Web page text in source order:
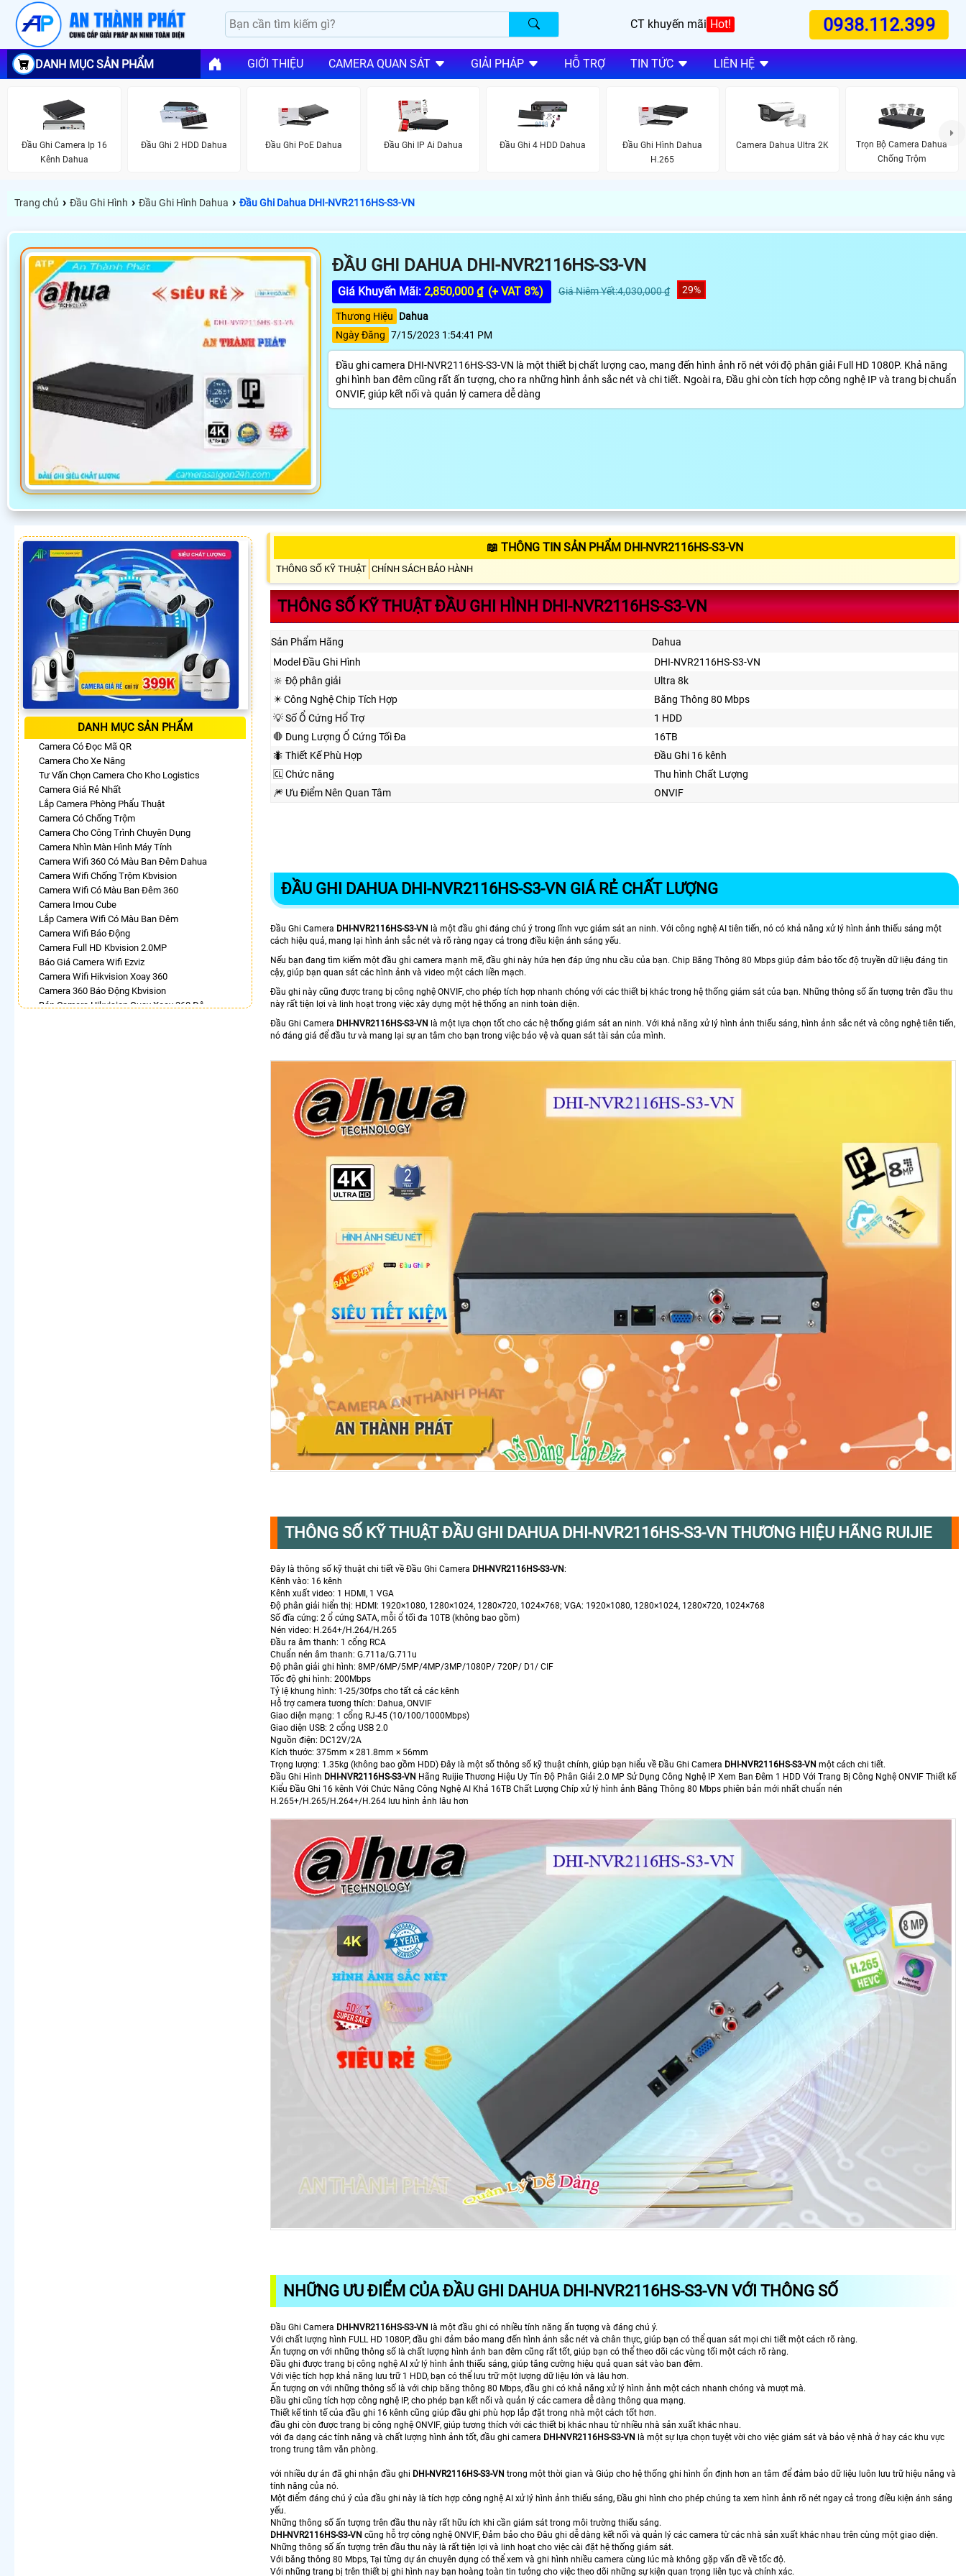
CT khuyến mãi Hot! 0938.112.399
DANH MỤC SẢN PHẨM GIỚI THIỆU CAMERA QUAN SÁT GIẢI PHÁP HỖ TRỢ TIN TỨC LIÊN HỆ
Đầu Ghi Camera Ip 16
Kênh Dahua
Đầu Ghi 2 HDD Dahua Đầu Ghi PoE Dahua Đầu Ghi IP Ai Dahua Đầu Ghi 4 HDD Dahua
Đầu Ghi Hình Dahua
H.265
Camera Dahua Ultra 2K
Trọn Bộ Camera Dahua
Chống Trộm
Trang chủ › Đầu Ghi Hình › Đầu Ghi Hình Dahua › Đầu Ghi Dahua DHI-NVR2116HS-S3-VN
ĐẦU GHI DAHUA DHI-NVR2116HS-S3-VN
Giá Khuyến Mãi: 2,850,000 ₫ (+ VAT 8%) Giá Niêm Yết:4,030,000 ₫ 29%
Thương Hiệu
Dahua
Ngày Đăng 7/15/2023 1:54:41 PM
Đầu ghi camera DHI-NVR2116HS-S3-VN là một thiết bị chất lượng cao, mang đến hình ảnh rõ nét với độ phân giải Full HD 1080P. Khả năng
ghi hình ban đêm cũng rất ấn tượng, cho ra những hình ảnh sắc nét và chi tiết. Ngoài ra, Đầu ghi còn tích hợp công nghệ IP và trang bị chuẩn
ONVIF, giúp kết nối và quản lý camera dễ dàng
DANH MỤC SẢN PHẨM
Camera Có Đọc Mã QR
Camera Cho Xe Nâng
Tư Vấn Chọn Camera Cho Kho Logistics
Camera Giá Rẻ Nhất
Lắp Camera Phòng Phẩu Thuật
Camera Có Chống Trộm
Camera Cho Công Trình Chuyên Dụng
Camera Nhìn Màn Hình Máy Tính
Camera Wifi 360 Có Màu Ban Đêm Dahua
Camera Wifi Chống Trộm Kbvision
Camera Wifi Có Màu Ban Đêm 360
Camera Imou Cube
Lắp Camera Wifi Có Màu Ban Đêm
Camera Wifi Báo Động
Camera Full HD Kbvision 2.0MP
Báo Giá Camera Wifi Ezviz
Camera Wifi Hikvision Xoay 360
Camera 360 Báo Động Kbvision
Bán Camera Hikvision Quay Xoay 360 Độ
📖 THÔNG TIN SẢN PHẨM DHI-NVR2116HS-S3-VN
THÔNG SỐ KỸ THUẬT CHÍNH SÁCH BẢO HÀNH
THÔNG SỐ KỸ THUẬT ĐẦU GHI HÌNH DHI-NVR2116HS-S3-VN
Sản Phẩm Hãng
Dahua
Model Đầu Ghi Hình
DHI-NVR2116HS-S3-VN
🔆 Độ phân giải
Ultra 8k
✴️ Công Nghệ Chip Tích Hợp
Băng Thông 80 Mbps
💡 Số Ổ Cứng Hổ Trợ
1 HDD
🛑 Dung Lượng Ổ Cứng Tối Đa
16TB
🐜 Thiết Kế Phù Hợp
Đầu Ghi 16 kênh
🆑 Chức năng
Thu hình Chất Lượng
🎆 Ưu Điểm Nên Quan Tâm
ONVIF
ĐẦU GHI DAHUA DHI-NVR2116HS-S3-VN GIÁ RẺ CHẤT LƯỢNG
Đầu Ghi Camera DHI-NVR2116HS-S3-VN là một đầu ghi đáng chú ý trong lĩnh vực giám sát an ninh. Với công nghệ AI tiên tiến, nó có khả năng xử lý hình ảnh thiếu sáng một
cách hiệu quả, mang lại hình ảnh sắc nét và rõ ràng ngay cả trong điều kiện ánh sáng yếu.
Nếu bạn đang tìm kiếm một đầu ghi camera mạnh mẽ, đầu ghi này hứa hẹn đáp ứng nhu cầu của bạn. Chip Băng Thông 80 Mbps giúp đảm bảo tốc độ truyền dữ liệu đáng tin
cậy, giúp bạn quan sát các hình ảnh và video một cách liền mạch.
Đầu ghi này cũng được trang bị công nghệ ONVIF, cho phép tích hợp nhanh chóng với các thiết bị khác trong hệ thống giám sát của bạn. Những thông số ấn tượng trên đầu thu
này rất tiện lợi và linh hoạt trong việc xây dựng một hệ thống an ninh toàn diện.
Đầu Ghi Camera DHI-NVR2116HS-S3-VN là một lựa chọn tốt cho các hệ thống giám sát an ninh. Với khả năng xử lý hình ảnh thiếu sáng, hình ảnh sắc nét và công nghệ tiên tiến,
nó đáng giá để đầu tư và mang lại sự an tâm cho bạn trong việc bảo vệ và quan sát tài sản của mình.
THÔNG SỐ KỸ THUẬT ĐẦU GHI DAHUA DHI-NVR2116HS-S3-VN THƯƠNG HIỆU HÃNG RUIJIE
Đây là thông số kỹ thuật chi tiết về Đầu Ghi Camera DHI-NVR2116HS-S3-VN:
Kênh vào: 16 kênh
Kênh xuất video: 1 HDMI, 1 VGA
Độ phân giải hiển thị: HDMI: 1920×1080, 1280×1024, 1280×720, 1024×768; VGA: 1920×1080, 1280×1024, 1280×720, 1024×768
Số đĩa cứng: 2 ổ cứng SATA, mỗi ổ tối đa 10TB (không bao gồm)
Nén video: H.264+/H.264/H.265
Đầu ra âm thanh: 1 cổng RCA
Chuẩn nén âm thanh: G.711a/G.711u
Độ phân giải ghi hình: 8MP/6MP/5MP/4MP/3MP/1080P/ 720P/ D1/ CIF
Tốc độ ghi hình: 200Mbps
Tỷ lệ khung hình: 1-25/30fps cho tất cả các kênh
Hỗ trợ camera tương thích: Dahua, ONVIF
Giao diện mạng: 1 cổng RJ-45 (10/100/1000Mbps)
Giao diện USB: 2 cổng USB 2.0
Nguồn điện: DC12V/2A
Kích thước: 375mm × 281.8mm × 56mm
Trọng lượng: 1.35kg (không bao gồm HDD) Đây là một số thông số kỹ thuật chính, giúp bạn hiểu về Đầu Ghi Camera DHI-NVR2116HS-S3-VN một cách chi tiết.
Đầu Ghi Hình DHI-NVR2116HS-S3-VN Hãng Ruijie Thương Hiệu Uy Tín Độ Phân Giải 2.0 MP Sử Dụng Công Nghệ IP Xem Ban Đêm 1 HDD Với Trang Bị Công Nghệ ONVIF Thiết kế
Kiểu Đầu Ghi 16 kênh Với Chức Năng Công Nghệ AI Khả 16TB Chất Lượng Chíp xử lý hình ảnh Băng Thông 80 Mbps phiên bản mới nhất chuẩn nén
H.265+/H.265/H.264+/H.264 lưu hình ảnh lâu hơn
NHỮNG ƯU ĐIỂM CỦA ĐẦU GHI DAHUA DHI-NVR2116HS-S3-VN VỚI THÔNG SỐ
Đầu Ghi Camera DHI-NVR2116HS-S3-VN là một đầu ghi có nhiều tính năng ấn tượng và đáng chú ý.
Với chất lượng hình FULL HD 1080P, đầu ghi đảm bảo mang đến hình ảnh sắc nét và chân thực, giúp bạn có thể quan sát mọi chi tiết một cách rõ ràng.
Ấn tượng ơn với những thông số là chất lượng hình ảnh ban đêm cũng rất tốt, giúp bạn có thể theo dõi các vùng tối một cách rõ ràng.
Đầu ghi được trang bị công nghệ AI xử lý hình ảnh thiếu sáng, giúp tăng cường hiệu quả quan sát vào ban đêm.
Với việc tích hợp khả năng lưu trữ 1 HDD, bạn có thể lưu trữ một lượng dữ liệu lớn và lâu hơn.
Ấn tượng ơn với những thông số là với chip băng thông 80 Mbps, đầu ghi có khả năng xử lý hình ảnh một cách nhanh chóng và mượt mà.
Đầu ghi cũng tích hợp công nghệ IP, cho phép bạn kết nối và quản lý các camera dễ dàng thông qua mạng.
Thiết kế tinh tế của đầu ghi 16 kênh cũng giúp đầu ghi phù hợp lắp đặt trong nhà một cách tốt hơn.
đầu ghi còn được trang bị công nghệ ONVIF, giúp tương thích với các thiết bị khác nhau từ nhiều nhà sản xuất khác nhau.
với đa dạng các tính năng và chất lượng hình ảnh tốt, đầu ghi camera DHI-NVR2116HS-S3-VN là một sự lựa chọn tuyệt vời cho việc giám sát và bảo vệ nhà ở hay các khu vực
trong trung tâm văn phòng.
với nhiều dự án đã ghi nhận đầu ghi DHI-NVR2116HS-S3-VN trong một thời gian và Giúp cho hệ thống ghi hình ổn định hơn an tâm để đảm bảo dữ liệu luôn lưu trữ hiệu năng và
tính năng của nó.
Một điểm đáng chú ý của đầu ghi này là tích hợp công nghệ AI xử lý hình ảnh thiếu sáng, Đầu ghi hình cho phép chúng ta xem hình ảnh rõ nét ngay cả trong điều kiện ánh sáng
yếu.
Những thông số ấn tượng trên đầu thu này rất hữu ích khi cần giám sát trong môi trường thiếu sáng.
DHI-NVR2116HS-S3-VN cũng hỗ trợ công nghệ ONVIF, Đảm bảo cho Đâu ghi dễ dàng kết nối và quản lý các camera từ các nhà sản xuất khác nhau trên cùng một giao diện.
Những thông số ấn tượng trên đầu thu này là rất tiện lợi và linh hoạt cho việc cài đặt hệ thống giám sát.
Với băng thông 80 Mbps, Tại từng dự án chuyên dụng có thể xem và ghi hình nhiều camera cùng lúc mà không gặp vấn đề về tốc độ.
Với những trang bị trên thiết bị ghi hình nay bạn hoàng toàn tin tưởng cho việc theo dõi những sự kiện quan trọng liên tục và chính xác.